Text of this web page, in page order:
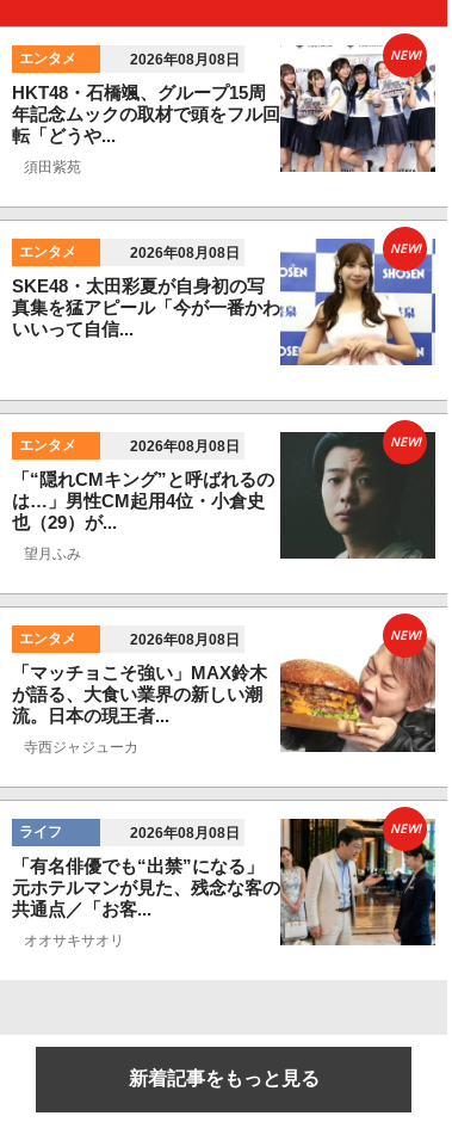
エンタメ 2026年08月08日
HKT48・石橋颯、グループ15周
年記念ムックの取材で頭をフル回
転「どうや...
須田紫苑
NEW!
エンタメ 2026年08月08日
SKE48・太田彩夏が自身初の写
真集を猛アピール「今が一番かわ
いいって自信...
NEW!
エンタメ 2026年08月08日
「“隠れCMキング”と呼ばれるの
は…」男性CM起用4位・小倉史
也（29）が...
望月ふみ
NEW!
エンタメ 2026年08月08日
「マッチョこそ強い」MAX鈴木
が語る、大食い業界の新しい潮
流。日本の現王者...
寺西ジャジューカ
NEW!
ライフ 2026年08月08日
「有名俳優でも“出禁”になる」
元ホテルマンが見た、残念な客の
共通点／「お客...
オオサキサオリ
NEW!
新着記事をもっと見る